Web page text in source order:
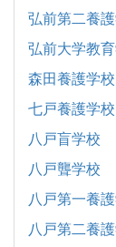
弘前第二養
弘前大学教
森田養護学校
七戸養護学校
八戸盲学校
八戸聾学校
八戸第一養
八戸第二養